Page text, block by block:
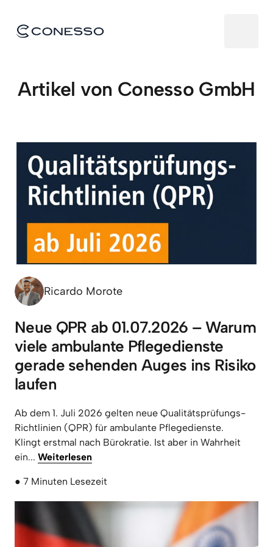
Artikel von Conesso GmbH
Ricardo Morote
Neue QPR ab 01.07.2026 – Warum
viele ambulante Pflegedienste
gerade sehenden Auges ins Risiko
laufen
Ab dem 1. Juli 2026 gelten neue Qualitätsprüfungs-
Richtlinien (QPR) für ambulante Pflegedienste.
Klingt erstmal nach Bürokratie. Ist aber in Wahrheit
ein... Weiterlesen
● 7 Minuten Lesezeit